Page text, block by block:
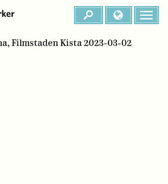
Filmstaden Kista 2023-03-02